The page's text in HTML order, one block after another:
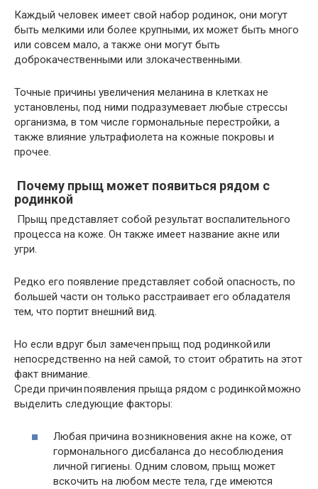
Каждый человек имеет свой набор родинок, они могут
быть мелкими или более крупными, их может быть много
или совсем мало, а также они могут быть
доброкачественными или злокачественными.
Точные причины увеличения меланина в клетках не
установлены, под ними подразумевает любые стрессы
организма, в том числе гормональные перестройки, а
также влияние ультрафиолета на кожные покровы и
прочее.
Почему прыщ может появиться рядом с
родинкой
Прыщ представляет собой результат воспалительного
процесса на коже. Он также имеет название акне или
угри.
Редко его появление представляет собой опасность, по
большей части он только расстраивает его обладателя
тем, что портит внешний вид.
Но если вдруг был замечен прыщ под родинкой или
непосредственно на ней самой, то стоит обратить на этот
факт внимание.
Среди причин появления прыща рядом с родинкой можно
выделить следующие факторы:
Любая причина возникновения акне на коже, от
гормонального дисбаланса до несоблюдения
личной гигиены. Одним словом, прыщ может
вскочить на любом месте тела, где имеются